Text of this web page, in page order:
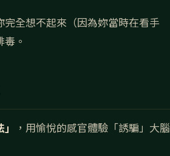
全想不起來（因為妳當時在看手
。
，用愉悅的感官體驗「誘騙」大腦